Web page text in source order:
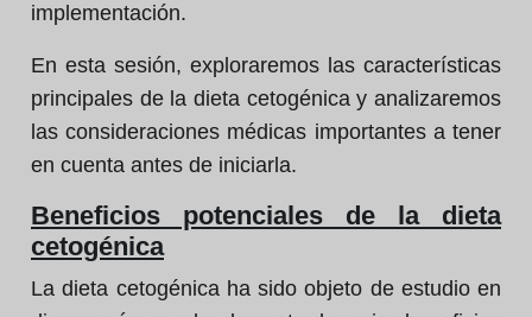
implementación.
En esta sesión, exploraremos las características
principales de la dieta cetogénica y analizaremos
las consideraciones médicas importantes a tener
en cuenta antes de iniciarla.
Beneficios potenciales de la dieta
cetogénica
La dieta cetogénica ha sido objeto de estudio en